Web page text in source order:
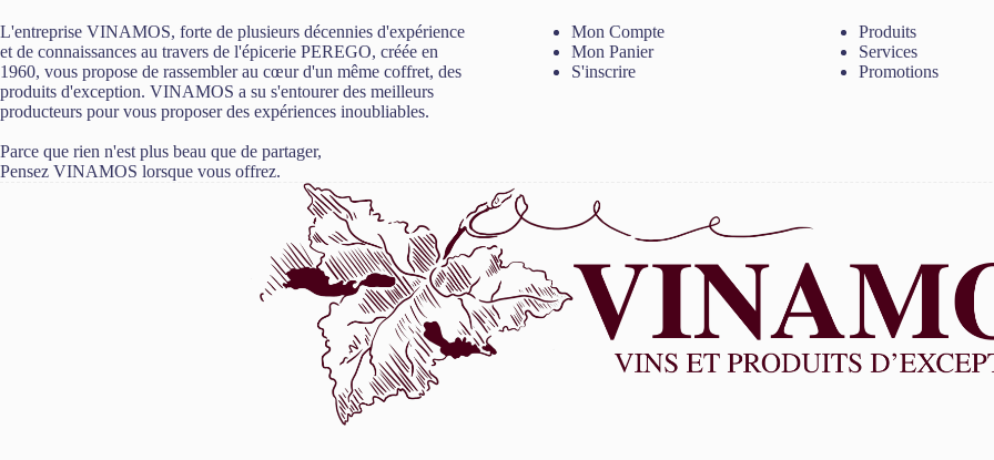
L'entreprise VINAMOS, forte de plusieurs décennies d'expérience
et de connaissances au travers de l'épicerie PEREGO, créée en
1960, vous propose de rassembler au cœur d'un même coffret, des
produits d'exception. VINAMOS a su s'entourer des meilleurs
producteurs pour vous proposer des expériences inoubliables.
Parce que rien n'est plus beau que de partager,
Pensez VINAMOS lorsque vous offrez.
Mon Compte
Mon Panier
S'inscrire
Produits
Services
Promotions